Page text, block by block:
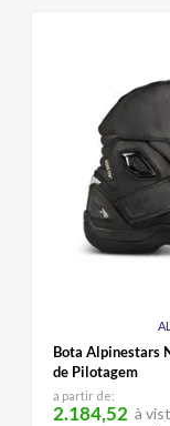
Bota Alpinestars
de Pilotagem
a partir de:
2.184,52 à